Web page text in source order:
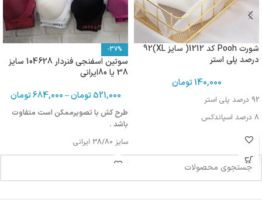
شورت Pooh کد 1212( سایز XL)92
درصد پلی استر
140,000تومان
92 درصد پلی استر
8 درصد اسپاندکس
-37%
سوتین اسفنجی فنردار 104628 سایز
38 یا 80ایرانی
521,000 تومان–
684,000تومان
طرح کش با تصویرممکن است متفاوت
باشد .
سایز 38/80 ایرانی
طول سوتین :72 سانت